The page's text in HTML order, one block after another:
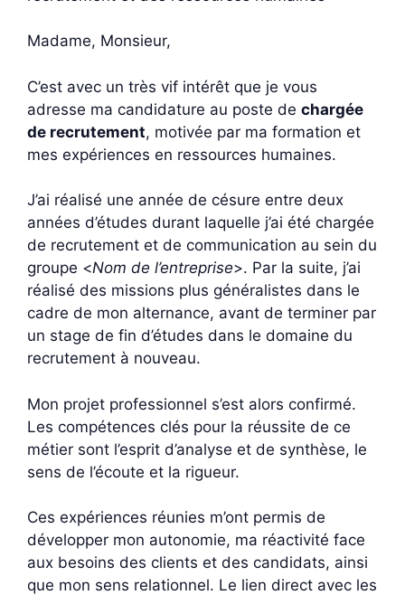
Madame, Monsieur,
C’est avec un très vif intérêt que je vous
adresse ma candidature au poste de chargée
de recrutement, motivée par ma formation et
mes expériences en ressources humaines.
J’ai réalisé une année de césure entre deux
années d’études durant laquelle j’ai été chargée
de recrutement et de communication au sein du
groupe <Nom de l’entreprise>. Par la suite, j’ai
réalisé des missions plus généralistes dans le
cadre de mon alternance, avant de terminer par
un stage de fin d’études dans le domaine du
recrutement à nouveau.
Mon projet professionnel s’est alors confirmé.
Les compétences clés pour la réussite de ce
métier sont l’esprit d’analyse et de synthèse, le
sens de l’écoute et la rigueur.
Ces expériences réunies m’ont permis de
développer mon autonomie, ma réactivité face
aux besoins des clients et des candidats, ainsi
que mon sens relationnel. Le lien direct avec les